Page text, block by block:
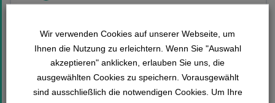
Lektion Inhalt
Fragensammlung Med. Pflicht-Fobi
Med. Pflicht-Fobi Expertenstandards Video 3
Wir verwenden Cookies auf unserer Webseite, um
Ihnen die Nutzung zu erleichtern. Wenn Sie "Auswahl
akzeptieren" anklicken, erlauben Sie uns, die
ausgewählten Cookies zu speichern. Vorausgewählt
sind ausschließlich die notwendigen Cookies. Um Ihre